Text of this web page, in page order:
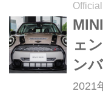
ェ
ン
性
2021